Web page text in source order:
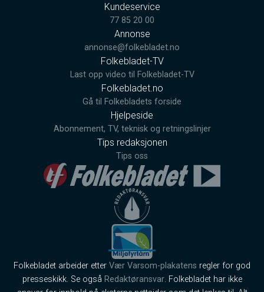
Kundeservice
77 85 20 00
Annonse
annonse@folkebladet.no
Folkebladet-TV
Last opp video til Folkebladet-TV
Folkebladet.no
Gå til Folkebladets forside
Hjelpeside
Abonnement, TV, teknisk og retningslinjer
Tips redaksjonen
Tips oss
Folkebladet arbeider etter Vær Varsom-plakatens regler for god
presseskikk. Se også Redaktøransvar. Folkebladet har ikke